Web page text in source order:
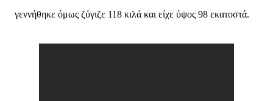
γεννήθηκε όμως ζύγιζε 118 κιλά και είχε ύψος 98 εκατοστά.